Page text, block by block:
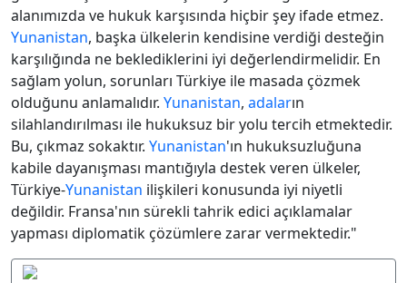
alanımızda ve hukuk karşısında hiçbir şey ifade etmez.
Yunanistan, başka ülkelerin kendisine verdiği desteğin
karşılığında ne beklediklerini iyi değerlendirmelidir. En
sağlam yolun, sorunları Türkiye ile masada çözmek
olduğunu anlamalıdır. Yunanistan, adaların
silahlandırılması ile hukuksuz bir yolu tercih etmektedir.
Bu, çıkmaz sokaktır. Yunanistan'ın hukuksuzluğuna
kabile dayanışması mantığıyla destek veren ülkeler,
Türkiye-Yunanistan ilişkileri konusunda iyi niyetli
değildir. Fransa'nın sürekli tahrik edici açıklamalar
yapması diplomatik çözümlere zarar vermektedir."